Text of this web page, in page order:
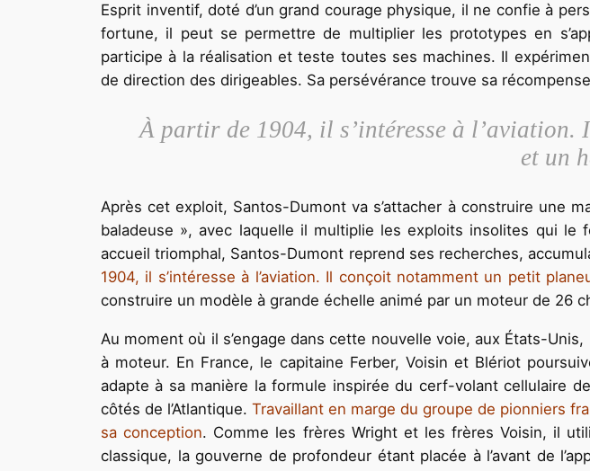
Esprit inventif, doté d’un grand courage physique, il ne confie à
fortune, il peut se permettre de multiplier les prototypes en
participe à la réalisation et teste toutes ses machines. Il
de direction des dirigeables. Sa persévérance trouve sa
À partir de 1904, il s’intéresse à
et un
Après cet exploit, Santos-Dumont va s’attacher à construire une
baladeuse », avec laquelle il multiplie les exploits insolites qui
accueil triomphal, Santos-Dumont reprend ses recherches,
1904, il s’intéresse à l’aviation. Il conçoit notamment un petit
construire un modèle à grande échelle animé par un moteur de 26
Au moment où il s’engage dans cette nouvelle voie, aux États-
à moteur. En France, le capitaine Ferber, Voisin et Blériot
adapte à sa manière la formule inspirée du cerf-volant cellulaire
côtés de l’Atlantique.Travaillant en marge du groupe de pionniers
sa conception. Comme les frères Wright et les frères Voisin, il
classique, la gouverne de profondeur étant placée à l’avant de